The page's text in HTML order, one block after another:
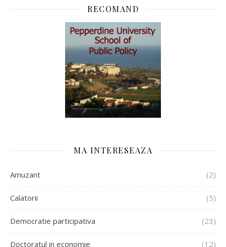
RECOMAND
MA INTERESEAZA
Amuzant (2)
Calatorii (5)
Democratie participativa (23)
Doctoratul in economie (12)